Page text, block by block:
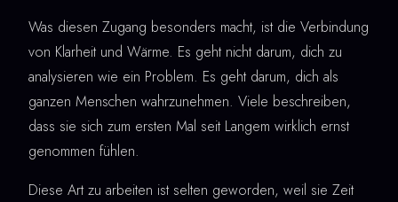
Was diesen Zugang besonders macht, ist die Verbindung
von Klarheit und Wärme. Es geht nicht darum, dich zu
analysieren wie ein Problem. Es geht darum, dich als
ganzen Menschen wahrzunehmen. Viele beschreiben,
dass sie sich zum ersten Mal seit Langem wirklich ernst
genommen fühlen.
Diese Art zu arbeiten ist selten geworden, weil sie Zeit